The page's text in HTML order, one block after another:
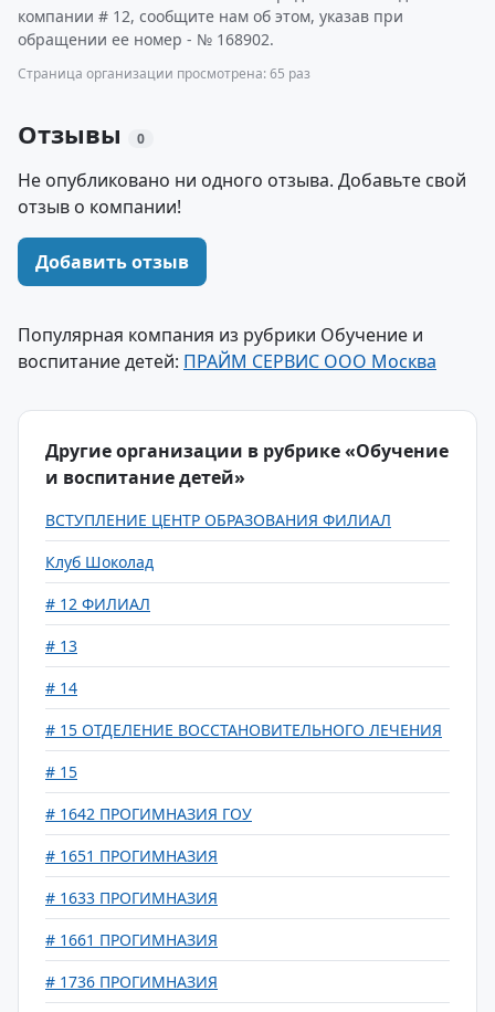
компании # 12, сообщите нам об этом, указав при
обращении ее номер - № 168902.
Страница организации просмотрена: 65 раз
Отзывы 0
Не опубликовано ни одного отзыва. Добавьте свой
отзыв о компании!
Добавить отзыв
Популярная компания из рубрики Обучение и
воспитание детей: ПРАЙМ СЕРВИС ООО Москва
Другие организации в рубрике «Обучение
и воспитание детей»
ВСТУПЛЕНИЕ ЦЕНТР ОБРАЗОВАНИЯ ФИЛИАЛ
Клуб Шоколад
# 12 ФИЛИАЛ
# 13
# 14
# 15 ОТДЕЛЕНИЕ ВОССТАНОВИТЕЛЬНОГО ЛЕЧЕНИЯ
# 15
# 1642 ПРОГИМНАЗИЯ ГОУ
# 1651 ПРОГИМНАЗИЯ
# 1633 ПРОГИМНАЗИЯ
# 1661 ПРОГИМНАЗИЯ
# 1736 ПРОГИМНАЗИЯ